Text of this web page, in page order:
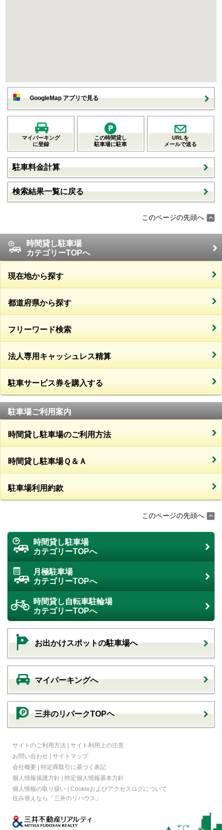
GoogleMap アプリで見る
マイパーキング
に登録
この時間貸し
駐車場に駐車
URLを
メールで送る
駐車料金計算
検索結果一覧に戻る
このページの先頭へ
時間貸し駐車場
カテゴリーTOPへ
現在地から探す
都道府県から探す
フリーワード検索
法人専用キャッシュレス精算
駐車サービス券を購入する
駐車場ご利用案内
時間貸し駐車場のご利用方法
時間貸し駐車場Ｑ＆Ａ
駐車場利用約款
このページの先頭へ
時間貸し駐車場
カテゴリーTOPへ
月極駐車場
カテゴリーTOPへ
時間貸し自転車駐輪場
カテゴリーTOPへ
お出かけスポットの駐車場へ
マイパーキングへ
三井のリパークTOPヘ
サイトのご利用方法 | サイト利用上の注意
お問い合わせ | サイトマップ
会社概要 | 特定商取引に基づく表記
個人情報保護方針 | 特定個人情報基本方針
個人情報の取り扱い | Cookieおよびアクセスログについて
住み替えなら
「三井のリハウス」